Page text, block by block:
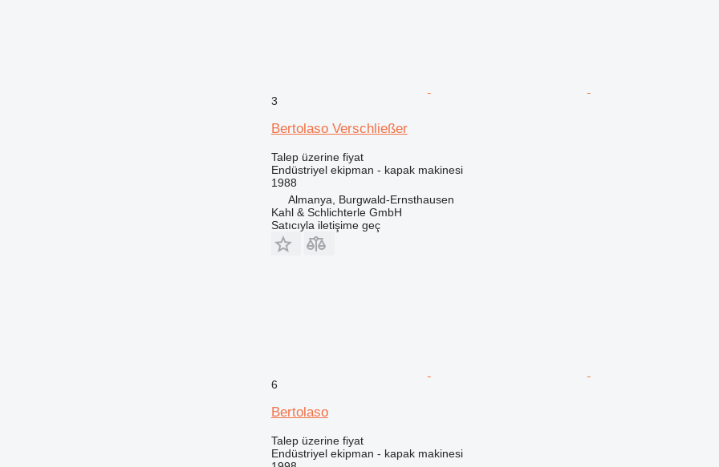
3
Bertolaso Verschließer
Talep üzerine fiyat
Endüstriyel ekipman - kapak makinesi
1988
Almanya, Burgwald-Ernsthausen
Kahl & Schlichterle GmbH
Satıcıyla iletişime geç
6
Bertolaso
Talep üzerine fiyat
Endüstriyel ekipman - kapak makinesi